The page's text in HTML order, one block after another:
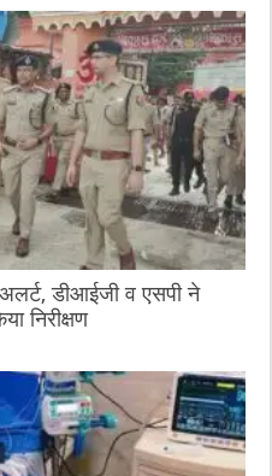
डीआईजी व एसपी ने
निरीक्षण